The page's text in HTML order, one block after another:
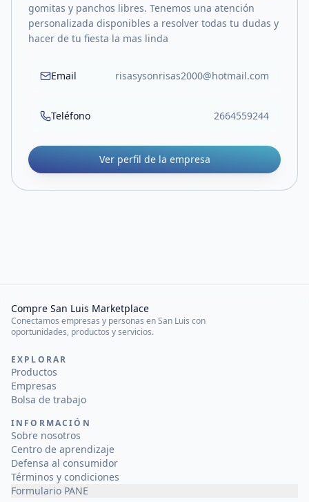
gomitas y panchos libres. Tenemos una atención
personalizada disponibles a resolver todas tu dudas y
hacer de tu fiesta la mas linda
Email risasysonrisas2000@hotmail.com
Teléfono 2664559244
Ver perfil de la empresa
Compre San Luis Marketplace
Conectamos empresas y personas en San Luis con
oportunidades, productos y servicios.
EXPLORAR
Productos
Empresas
Bolsa de trabajo
INFORMACIÓN
Sobre nosotros
Centro de aprendizaje
Defensa al consumidor
Términos y condiciones
Formulario PANE